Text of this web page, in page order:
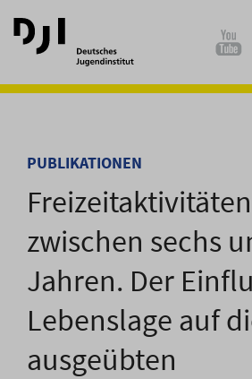
Direkt
zum
Hauptinhalt
Direkt
zum
Hauptmenü
PUBLIKATIONEN
Freizeitaktivitäten
zwischen sechs
Jahren. Der
Lebenslage auf
ausgeübten